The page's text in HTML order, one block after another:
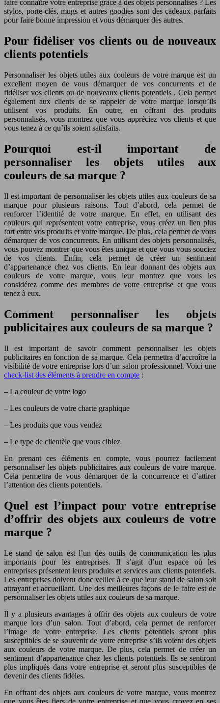
faire connaître votre entreprise grâce à des objets personnalisés ? Les
stylos, porte-clés, mugs et autres goodies sont des cadeaux parfaits
pour faire bonne impression et vous démarquer des autres.
Pour fidéliser vos clients ou de nouveaux
clients potentiels
Personnaliser les objets utiles aux couleurs de votre marque est un
excellent moyen de vous démarquer de vos concurrents et de
fidéliser vos clients ou de nouveaux clients potentiels . Cela permet
également aux clients de se rappeler de votre marque lorsqu’ils
utilisent vos produits. En outre, en offrant des produits
personnalisés, vous montrez que vous appréciez vos clients et que
vous tenez à ce qu’ils soient satisfaits.
Pourquoi est-il important de
personnaliser les objets utiles aux
couleurs de sa marque ?
Il est important de personnaliser les objets utiles aux couleurs de sa
marque pour plusieurs raisons. Tout d’abord, cela permet de
renforcer l’identité de votre marque. En effet, en utilisant des
couleurs qui représentent votre entreprise, vous créez un lien plus
fort entre vos produits et votre marque. De plus, cela permet de vous
démarquer de vos concurrents. En utilisant des objets personnalisés,
vous pouvez montrer que vous êtes unique et que vous vous souciez
de vos clients. Enfin, cela permet de créer un sentiment
d’appartenance chez vos clients. En leur donnant des objets aux
couleurs de votre marque, vous leur montrez que vous les
considérez comme des membres de votre entreprise et que vous
tenez à eux.
Comment personnaliser les objets
publicitaires aux couleurs de sa marque ?
Il est important de savoir comment personnaliser les objets
publicitaires en fonction de sa marque. Cela permettra d’accroître la
visibilité de votre entreprise lors d’un salon professionnel. Voici une
check-list des éléments à prendre en compte :
– La couleur de votre logo
– Les couleurs de votre charte graphique
– Les produits que vous vendez
– Le type de clientèle que vous ciblez
En prenant ces éléments en compte, vous pourrez facilement
personnaliser les objets publicitaires aux couleurs de votre marque.
Cela permettra de vous démarquer de la concurrence et d’attirer
l’attention des clients potentiels.
Quel est l’impact pour votre entreprise
d’offrir des objets aux couleurs de votre
marque ?
Le stand de salon est l’un des outils de communication les plus
importants pour les entreprises. Il s’agit d’un espace où les
entreprises présentent leurs produits et services aux clients potentiels.
Les entreprises doivent donc veiller à ce que leur stand de salon soit
attrayant et accueillant. Une des meilleures façons de le faire est de
personnaliser les objets utiles aux couleurs de sa marque.
Il y a plusieurs avantages à offrir des objets aux couleurs de votre
marque lors d’un salon. Tout d’abord, cela permet de renforcer
l’image de votre entreprise. Les clients potentiels seront plus
susceptibles de se souvenir de votre entreprise s’ils voient des objets
aux couleurs de votre marque. De plus, cela permet de créer un
sentiment d’appartenance chez les clients potentiels. Ils se sentiront
plus impliqués dans votre entreprise et seront plus susceptibles de
devenir des clients fidèles.
En offrant des objets aux couleurs de votre marque, vous montrez
que vous êtes fiers de votre entreprise et que vous croyez en ses